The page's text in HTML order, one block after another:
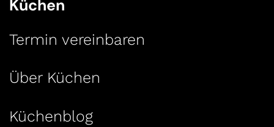
Küchen
Termin vereinbaren
Über Küchen
Küchenblog